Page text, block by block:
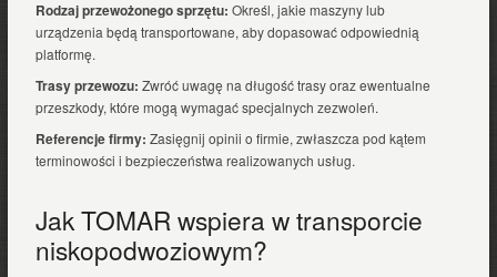
Rodzaj przewożonego sprzętu: Określ, jakie maszyny lub
urządzenia będą transportowane, aby dopasować odpowiednią
platformę.
Trasy przewozu: Zwróć uwagę na długość trasy oraz ewentualne
przeszkody, które mogą wymagać specjalnych zezwoleń.
Referencje firmy: Zasięgnij opinii o firmie, zwłaszcza pod kątem
terminowości i bezpieczeństwa realizowanych usług.
Jak TOMAR wspiera w transporcie
niskopodwoziowym?